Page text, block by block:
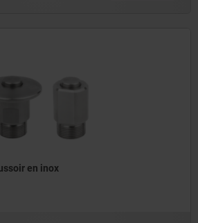
en inox